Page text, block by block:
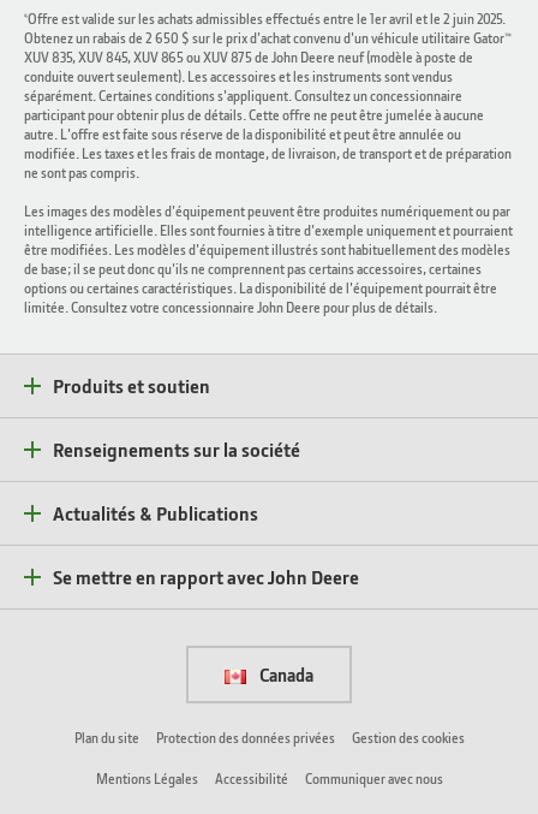
4Offre est valide sur les achats admissibles effectués entre le 1er avril et le 2 juin 2025.
Obtenez un rabais de 2 650 $ sur le prix d'achat convenu d'un véhicule utilitaire Gator™
XUV 835, XUV 845, XUV 865 ou XUV 875 de John Deere neuf (modèle à poste de
conduite ouvert seulement). Les accessoires et les instruments sont vendus
séparément. Certaines conditions s'appliquent. Consultez un concessionnaire
participant pour obtenir plus de détails. Cette offre ne peut être jumelée à aucune
autre. L'offre est faite sous réserve de la disponibilité et peut être annulée ou
modifiée. Les taxes et les frais de montage, de livraison, de transport et de préparation
ne sont pas compris.
Les images des modèles d'équipement peuvent être produites numériquement ou par
intelligence artificielle. Elles sont fournies à titre d'exemple uniquement et pourraient
être modifiées. Les modèles d'équipement illustrés sont habituellement des modèles
de base; il se peut donc qu'ils ne comprennent pas certains accessoires, certaines
options ou certaines caractéristiques. La disponibilité de l'équipement pourrait être
limitée. Consultez votre concessionnaire John Deere pour plus de détails.
Produits et soutien
Renseignements sur la société
Actualités & Publications
Se mettre en rapport avec John Deere
Canada
Plan du site Protection des données privées Gestion des cookies
Mentions Légales Accessibilité Communiquer avec nous